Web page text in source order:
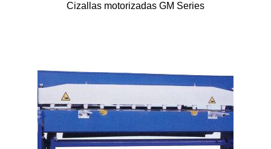
Cizallas motorizadas GM Series